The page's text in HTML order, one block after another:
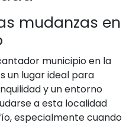
mudanzas en
municipio en la
un lugar ideal para
y un entorno
a esta localidad
especialmente cuando